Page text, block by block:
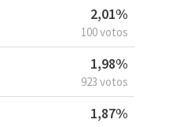
2,01%
100 votos
1,98%
923 votos
1,87%